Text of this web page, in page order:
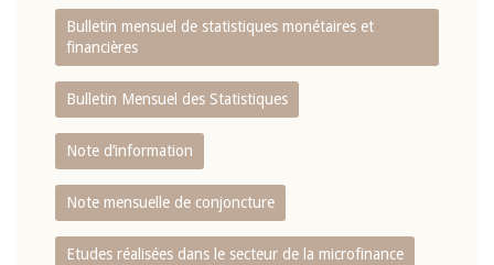
Bulletin mensuel de statistiques monétaires et
financières
Bulletin Mensuel des Statistiques
Note d’information
Note mensuelle de conjoncture
Etudes réalisées dans le secteur de la microfinance